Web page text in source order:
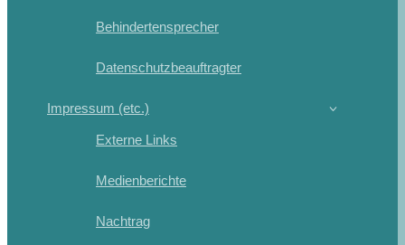
Behindertensprecher
Datenschutzbeauftragter
Impressum (etc.)
Externe Links
Medienberichte
Nachtrag